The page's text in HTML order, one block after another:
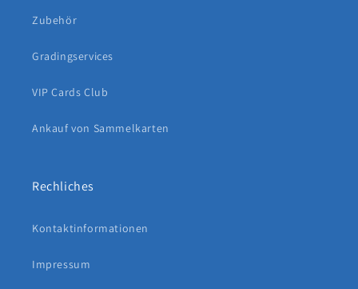
Zubehör
Gradingservices
VIP Cards Club
Ankauf von Sammelkarten
Rechliches
Kontaktinformationen
Impressum